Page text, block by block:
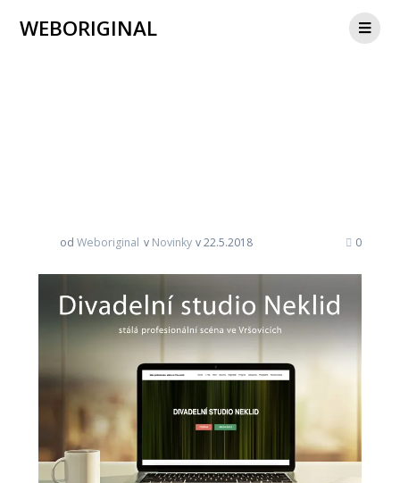
WEBORIGINAL
odWeboriginal v Novinky v 22.5.2018 0